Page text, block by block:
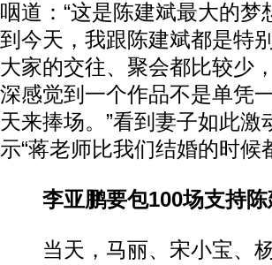
咽道：“这是陈建斌最大的
到今天，我跟陈建斌都是特
大家的交往、聚会都比较少
深感觉到一个作品不是单凭
天来捧场。”看到妻子如此
示“蒋老师比我们结婚的时候
李亚鹏要包100场支持
当天，马丽、宋小宝、杨